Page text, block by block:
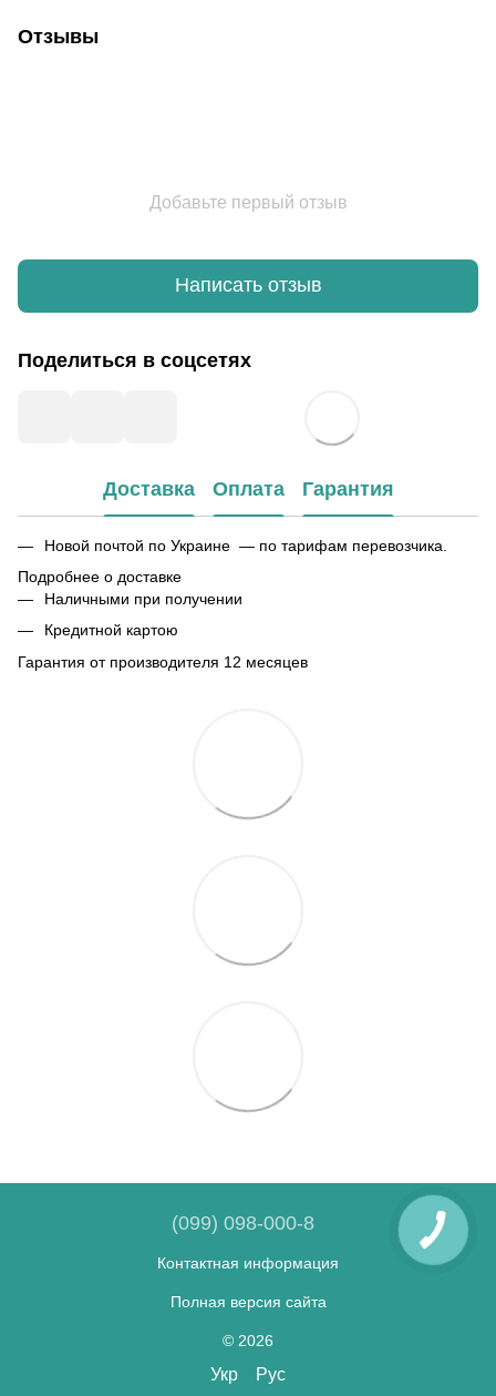
Отзывы
Добавьте первый отзыв
Написать отзыв
Поделиться в соцсетях
Доставка Оплата Гарантия
Новой почтой по Украине — по тарифам перевозчика.
Подробнее о доставке
Наличными при получении
Кредитной картою
Гарантия от производителя 12 месяцев
(099) 098-000-8
Контактная информация
Полная версия сайта
© 2026
Укр Рус